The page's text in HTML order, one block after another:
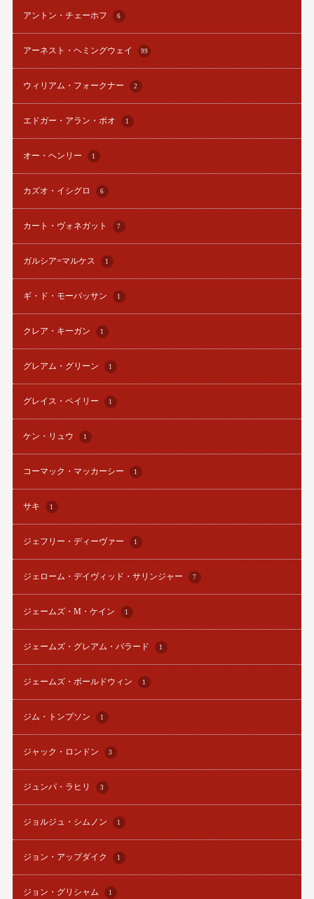
アントン・チェーホフ 6
アーネスト・ヘミングウェイ 99
ウィリアム・フォークナー 2
エドガー・アラン・ポオ 1
オー・ヘンリー 1
カズオ・イシグロ 6
カート・ヴォネガット 7
ガルシア=マルケス 1
ギ・ド・モーパッサン 1
クレア・キーガン 1
グレアム・グリーン 1
グレイス・ペイリー 1
ケン・リュウ 1
コーマック・マッカーシー 1
サキ 1
ジェフリー・ディーヴァー 1
ジェローム・デイヴィッド・サリンジャー 7
ジェームズ・M・ケイン 1
ジェームズ・グレアム・バラード 1
ジェームズ・ボールドウィン 1
ジム・トンプソン 1
ジャック・ロンドン 3
ジュンパ・ラヒリ 3
ジョルジュ・シムノン 1
ジョン・アップダイク 1
ジョン・グリシャム 1